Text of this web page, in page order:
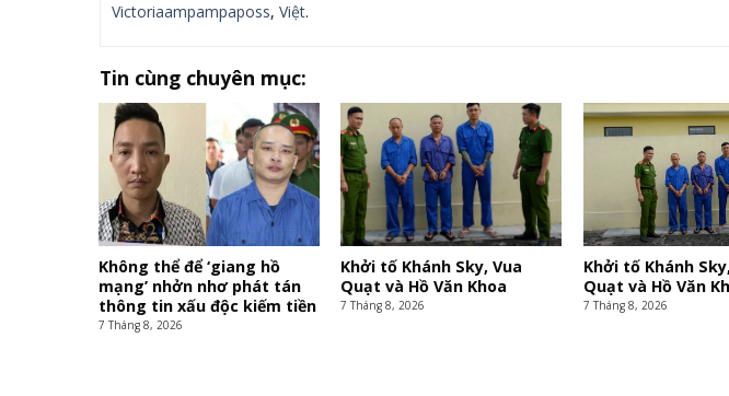
Victoriaampampaposs, Việt.
Tin cùng chuyên mục:
Không thể để ‘giang hồ
mạng’ nhởn nhơ phát tán
thông tin xấu độc kiếm tiền
7 Tháng 8, 2026
Khởi tố Khánh Sky, Vua
Quạt và Hồ Văn Khoa
7 Tháng 8, 2026
Khởi tố Khánh
Quạt và Hồ Văn
7 Tháng 8, 2026